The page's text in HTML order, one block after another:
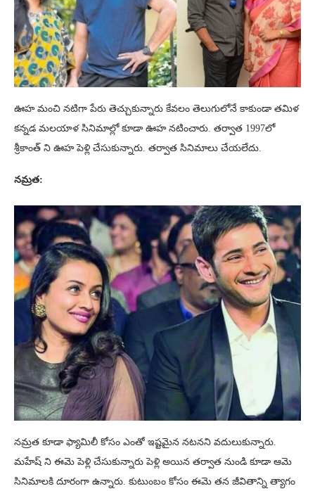
ఊహ మంచి నటిగా పేరు తెచ్చుకున్నారు కేవలం తెలుగులోనే కాకుండా తమిళ
కన్నడ మలయాళ సినిమాల్లో కూడా ఊహ నటించారు. తర్వాత 1997లో
శ్రీకాంత్ ని ఊహ పెళ్లి చేసుకున్నారు. తర్వాత సినిమాలు చేయలేదు.
నమ్రత:
నమ్రత కూడా ఫ్యామిలీ కోసం ఎంతో ఇష్టమైన నటనని వదులుకున్నారు.
మహేష్ ని ఈమె పెళ్లి చేసుకున్నారు పెళ్లి అయిన తర్వాత నుండి కూడా ఆమె
సినిమాలకి దూరంగా ఉన్నారు. కుటుంబం కోసం ఈమె తన జీవితాన్ని త్యాగం